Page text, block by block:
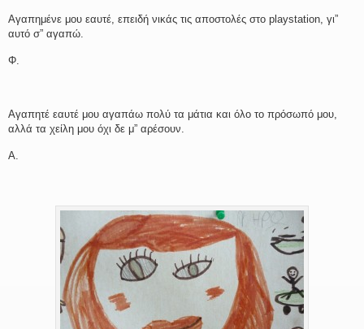
Αγαπημένε μου εαυτέ, επειδή νικάς τις αποστολές στο playstation, γι”
αυτό σ” αγαπώ.
Φ.
Αγαπητέ εαυτέ μου αγαπάω πολύ τα μάτια και όλο το πρόσωπό μου,
αλλά τα χείλη μου όχι δε μ” αρέσουν.
Α.